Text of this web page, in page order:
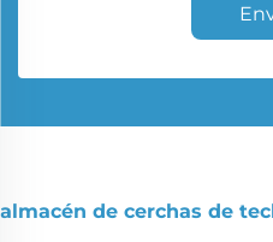
almacén de cerchas de